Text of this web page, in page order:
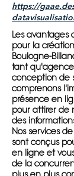
https://
Les avantages
pour la
Boulogne-
tant
conception de
comprenons
présence en
pour attirer de
des
Nos services
sont conçus
en ligne et
de la